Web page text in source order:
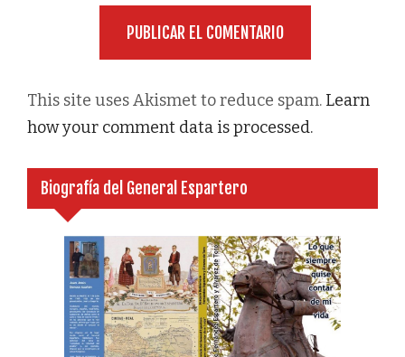
This site uses Akismet to reduce spam. Learn
how your comment data is processed.
Biografía del General Espartero